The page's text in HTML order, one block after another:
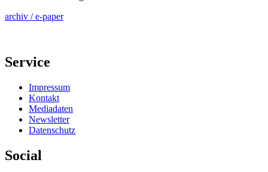
archiv / e-paper
Service
Impressum
Kontakt
Mediadaten
Newsletter
Datenschutz
Social